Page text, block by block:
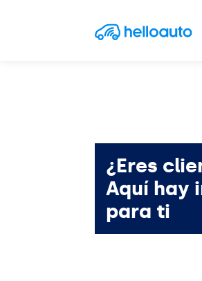
Saltar al contenido
Navegación
¿Eres
Aquí hay
para ti